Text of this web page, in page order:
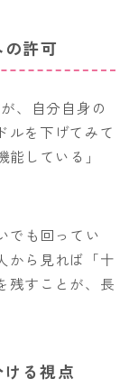
許可
、自分自身の
ルを下げてみて
している」
でも回ってい
から見れば「十
残すことが、長
る視点